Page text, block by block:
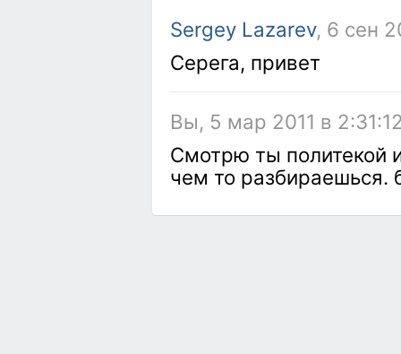
Sergey Lazarev, 6 сен
Серега, привет
Вы, 5 мар 2011 в
Смотрю ты политекой
чем то разбираешься.